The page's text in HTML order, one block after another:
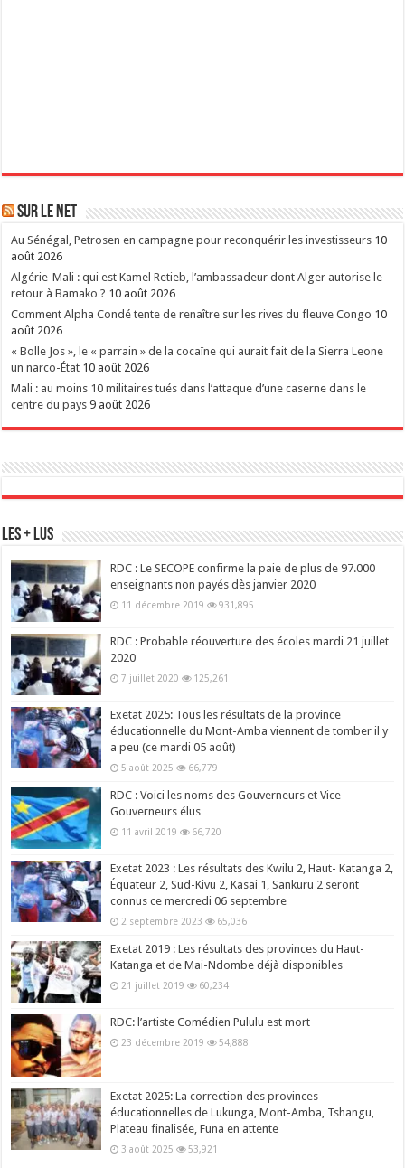
Sur le Net
Au Sénégal, Petrosen en campagne pour reconquérir les investisseurs 10
août 2026
Algérie-Mali : qui est Kamel Retieb, l’ambassadeur dont Alger autorise le
retour à Bamako ? 10 août 2026
Comment Alpha Condé tente de renaître sur les rives du fleuve Congo 10
août 2026
« Bolle Jos », le « parrain » de la cocaïne qui aurait fait de la Sierra Leone
un narco-État 10 août 2026
Mali : au moins 10 militaires tués dans l’attaque d’une caserne dans le
centre du pays 9 août 2026
Les + Lus
RDC : Le SECOPE confirme la paie de plus de 97.000
enseignants non payés dès janvier 2020
11 décembre 2019 931,895
RDC : Probable réouverture des écoles mardi 21 juillet
2020
7 juillet 2020 125,261
Exetat 2025: Tous les résultats de la province
éducationnelle du Mont-Amba viennent de tomber il y
a peu (ce mardi 05 août)
5 août 2025 66,779
RDC : Voici les noms des Gouverneurs et Vice-
Gouverneurs élus
11 avril 2019 66,720
Exetat 2023 : Les résultats des Kwilu 2, Haut- Katanga 2,
Équateur 2, Sud-Kivu 2, Kasai 1, Sankuru 2 seront
connus ce mercredi 06 septembre
2 septembre 2023 65,036
Exetat 2019 : Les résultats des provinces du Haut-
Katanga et de Mai-Ndombe déjà disponibles
21 juillet 2019 60,234
RDC: l’artiste Comédien Pululu est mort
23 décembre 2019 54,888
Exetat 2025: La correction des provinces
éducationnelles de Lukunga, Mont-Amba, Tshangu,
Plateau finalisée, Funa en attente
3 août 2025 53,921